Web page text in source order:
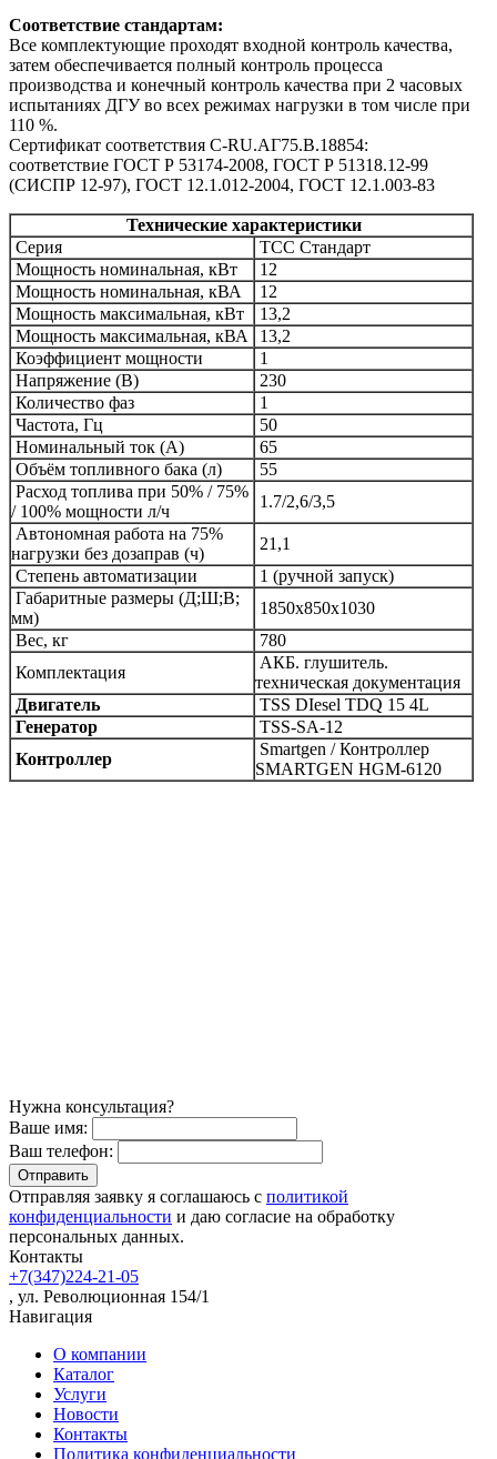
Соответствие стандартам:
Все комплектующие проходят входной контроль качества,
затем обеспечивается полный контроль процесса
производства и конечный контроль качества при 2 часовых
испытаниях ДГУ во всех режимах нагрузки в том числе при
110 %.
Сертификат соответствия C-RU.АГ75.B.18854:
соответствие ГОСТ Р 53174-2008, ГОСТ Р 51318.12-99
(СИСПР 12-97), ГОСТ 12.1.012-2004, ГОСТ 12.1.003-83
Технические характеристики
Серия
ТСС Стандарт
Мощность номинальная, кВт
12
Мощность номинальная, кВА
12
Мощность максимальная, кВт
13,2
Мощность максимальная, кВА
13,2
Коэффициент мощности
1
Напряжение (В)
230
Количество фаз
1
Частота, Гц
50
Номинальный ток (А)
65
Объём топливного бака (л)
55
Расход топлива при 50% / 75%
/ 100% мощности л/ч
1.7/2,6/3,5
Автономная работа на 75%
нагрузки без дозаправ (ч)
21,1
Степень автоматизации
1 (ручной запуск)
Габаритные размеры (Д;Ш;В;
мм)
1850х850х1030
Вес, кг
780
Комплектация
АКБ. глушитель.
техническая документация
Двигатель
TSS DIesel TDQ 15 4L
Генератор
TSS-SA-12
Контроллер
Smartgen /Контроллер
SMARTGEN HGM-6120
Нужна консультация?
Ваше имя:
Ваш телефон:
Отправляя заявку я соглашаюсь с политикой
конфиденциальности и даю согласие на обработку
персональных данных.
Контакты
+7(347)224-21-05
, ул. Революционная 154/1
Навигация
О компании
Каталог
Услуги
Новости
Контакты
Политика конфиденциальности